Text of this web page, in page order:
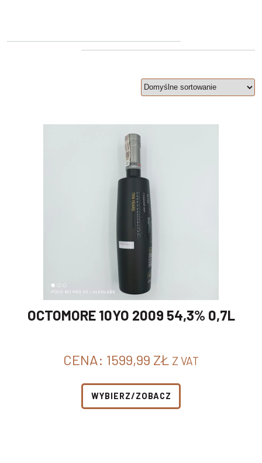
OCTOMORE 10YO 2009 54,3% 0,7L
CENA: 1599,99 ZŁ Z VAT
WYBIERZ/ZOBACZ